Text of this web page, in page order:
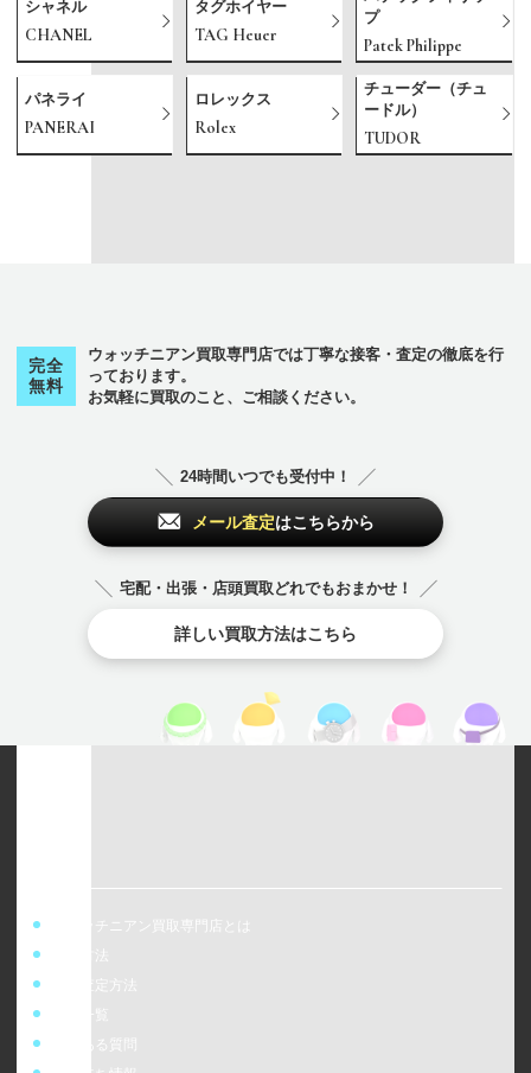
シャネル
CHANEL
タグホイヤー
TAG Heuer
プ
Patek Philippe
パネライ
PANERAI
ロレックス
Rolex
チューダー（チュ
ードル）
TUDOR
完全
無料
ウォッチニアン買取専門店では丁寧な接客・査定の徹底を行
っております。
お気軽に買取のこと、ご相談ください。
24時間いつでも受付中！
メール査定はこちらから
宅配・出張・店頭買取どれでもおまかせ！
詳しい買取方法はこちら
ウォッチニアン買取専門店とは
買取方法
事前査定方法
店舗一覧
よくある質問